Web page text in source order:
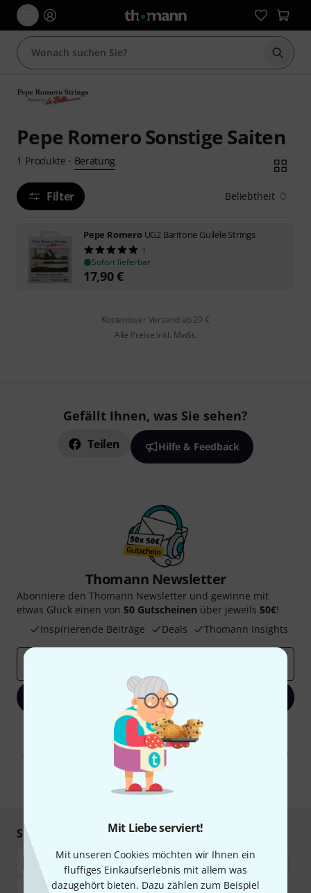
Mit Liebe serviert!
Mit unseren Cookies möchten wir Ihnen ein
fluffiges Einkaufserlebnis mit allem was
dazugehört bieten. Dazu zählen zum Beispiel
Suche
Pepe Romero Sonstige Saiten
1 Produkte · Beratung
Filter Beliebtheit
Pepe Romero UG2 Baritone Guilele Strings
1
Sofort lieferbar
17,90€
Kostenloser Versand ab 29 €
Alle Preise inkl. MwSt.
Gefällt Ihnen, was Sie sehen?
Teilen Hilfe & Feedback
Thomann Newsletter
Abonniere den Thomann Newsletter und gewinne mit
etwas Glück einen von 50 Gutscheinen über jeweils 50€!
Inspirierende Beiträge
Deals Thomann Insights
Jetzt anmelden
Mit Klick auf „Jetzt anmelden“ stimmen Sie dem Erhalt von E-Mail-
Werbung und einer Messung des E-Mail-Nutzungsverhaltens zu. Die
Abmeldung ist jederzeit möglich. Weitere Informationen finden Sie in
unseren
Datenschutzhinweisen
* Pflichtfeld
Sicher einkaufen & bezahlen